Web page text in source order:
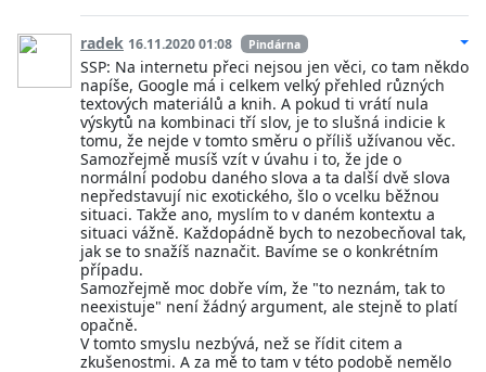
radek 16.11.2020 01:08 Pindárna
SSP: Na internetu přeci nejsou jen věci, co tam někdo
napíše, Google má i celkem velký přehled různých
textových materiálů a knih. A pokud ti vrátí nula
výskytů na kombinaci tří slov, je to slušná indicie k
tomu, že nejde v tomto směru o příliš užívanou věc.
Samozřejmě musíš vzít v úvahu i to, že jde o
normální podobu daného slova a ta další dvě slova
nepředstavují nic exotického, šlo o vcelku běžnou
situaci. Takže ano, myslím to v daném kontextu a
situaci vážně. Každopádně bych to nezobecňoval tak,
jak se to snažíš naznačit. Bavíme se o konkrétním
případu.
Samozřejmě moc dobře vím, že "to neznám, tak to
neexistuje" není žádný argument, ale stejně to platí
opačně.
V tomto smyslu nezbývá, než se řídit citem a
zkušenostmi. A za mě to tam v této podobě nemělo